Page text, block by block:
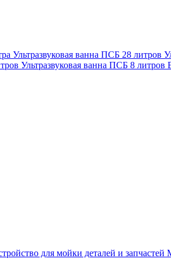
Ультразвуковая ванна ПСБ 28 литров
Ультразвуковая ванна ПСБ 8 литров
для мойки деталей и